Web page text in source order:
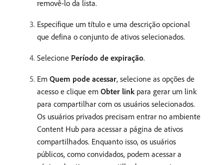
removê-lo da lista.
Especifique um título e uma descrição opcional
que defina o conjunto de ativos selecionados.
Selecione Período de expiração.
Em Quem pode acessar, selecione as opções de
acesso e clique em Obter linkpara gerar um link
para compartilhar com os usuários selecionados.
Os usuários privados precisam entrar no ambiente
Content Hub para acessar a página de ativos
compartilhados. Enquanto isso, os usuários
públicos, como convidados, podem acessar a